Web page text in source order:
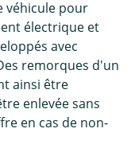
véhicule pour
électrique et
avec
remorques d'un
ainsi être
enlevée sans
en cas de non-